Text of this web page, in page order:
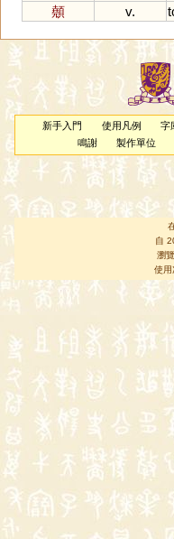
顤
v.
新手入門 使用凡例 字
鳴謝
製作單位
自
瀏
使